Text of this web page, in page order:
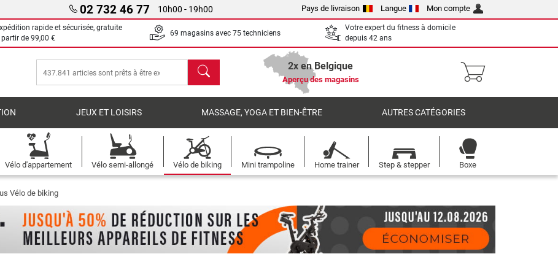
02 732 46 77 10h00 - 19h00 Pays de livraison Langue Mon compte
rapide et sécurisée, gratuite
partir de 99,00 €
69 magasins avec 75 techniciens
Votre expert du fitness à domicile
depuis 42 ans
chercher 2x en Belgique
Aperçu des magasins
JEUX ET LOISIRS MASSAGE, YOGA ET BIEN-ÊTRE AUTRES CATÉGORIES
Vélo d'appartement Vélo semi-allongé Vélo de biking Mini trampoline Home trainer Step & stepper Boxe
Vélo de biking